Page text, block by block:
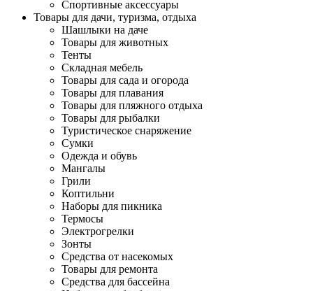
Спортивные аксессуары
Товары для дачи, туризма, отдыха
Шашлыки на даче
Товары для животных
Тенты
Складная мебель
Товары для сада и огорода
Товары для плавания
Товары для пляжного отдыха
Товары для рыбалки
Туристическое снаряжение
Сумки
Одежда и обувь
Мангалы
Грили
Коптильни
Наборы для пикника
Термосы
Электрогрелки
Зонты
Средства от насекомых
Товары для ремонта
Средства для бассейна